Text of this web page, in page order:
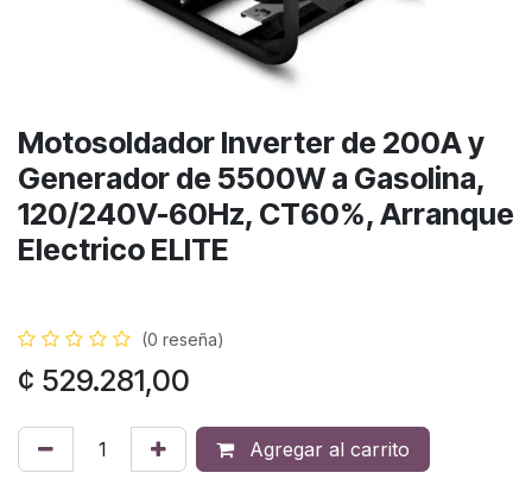
Motosoldador Inverter de 200A y
Generador de 5500W a Gasolina,
120/240V-60Hz, CT60%, Arranque
Electrico ELITE
(0 reseña)
¢ 529.281,00
Agregar al carrito